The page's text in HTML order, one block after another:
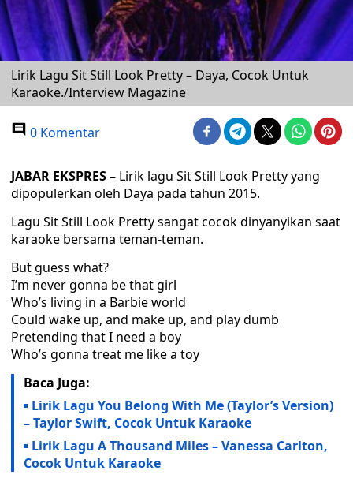
Lirik Lagu Sit Still Look Pretty – Daya, Cocok Untuk
Karaoke./Interview Magazine
0 Komentar
JABAR EKSPRES – Lirik lagu Sit Still Look Pretty yang
dipopulerkan oleh Daya pada tahun 2015.
Lagu Sit Still Look Pretty sangat cocok dinyanyikan saat
karaoke bersama teman-teman.
But guess what?
I’m never gonna be that girl
Who’s living in a Barbie world
Could wake up, and make up, and play dumb
Pretending that I need a boy
Who’s gonna treat me like a toy
Baca Juga:
Lirik Lagu You Belong With Me (Taylor’s Version)
– Taylor Swift, Cocok Untuk Karaoke
Lirik Lagu A Thousand Miles – Vanessa Carlton,
Cocok Untuk Karaoke